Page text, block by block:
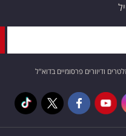
ודיוורים פרסומיים בדוא"ל